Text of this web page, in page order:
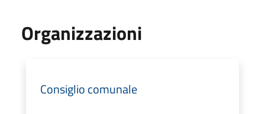
Organizzazioni
Consiglio comunale